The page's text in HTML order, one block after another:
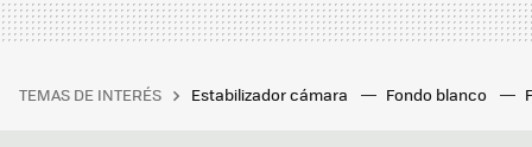
TEMAS DE INTERÉS Estabilizador cámara Fondo blanco